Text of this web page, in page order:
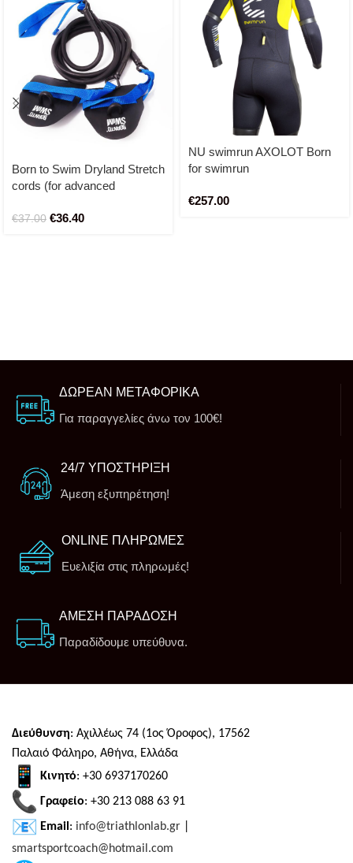
Born to Swim Dryland Stretch
cords (for advanced
€37.00 €36.40
NU swimrun AXOLOT Born
for swimrun
€257.00
ΔΩΡΕΑΝ ΜΕΤΑΦΟΡΙΚΑ
Για παραγγελίες άνω τον 100€!
24/7 ΥΠΟΣΤΗΡΙΞΗ
Άμεση εξυπηρέτηση!
ONLINE ΠΛΗΡΩΜΕΣ
Ευελιξία στις πληρωμές!
ΑΜΕΣΗ ΠΑΡΑΔΟΣΗ
Παραδίδουμε υπεύθυνα.
Διεύθυνση: Αχιλλέως 74 (1ος Όροφος), 17562
Παλαιό Φάληρο, Αθήνα, Ελλάδα
Κινητό: +30 6937170260
Γραφείο: +30 213 088 63 91
Email : info@triathlonlab.gr
smartsportcoach@hotmail.com